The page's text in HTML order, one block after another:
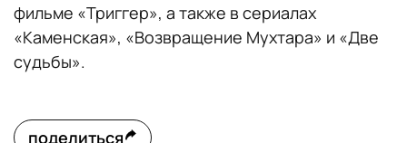
фильме «Триггер», а также в сериалах
«Каменская», «Возвращение Мухтара» и «Две
судьбы».
поделиться